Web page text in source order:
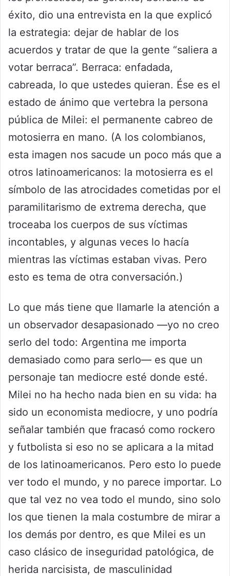
éxito, dio una entrevista en la que explicó
la estrategia: dejar de hablar de los
acuerdos y tratar de que la gente “saliera a
votar berraca”. Berraca: enfadada,
cabreada, lo que ustedes quieran. Ése es el
estado de ánimo que vertebra la persona
pública de Milei: el permanente cabreo de
motosierra en mano. (A los colombianos,
esta imagen nos sacude un poco más que a
otros latinoamericanos: la motosierra es el
símbolo de las atrocidades cometidas por el
paramilitarismo de extrema derecha, que
troceaba los cuerpos de sus víctimas
incontables, y algunas veces lo hacía
mientras las víctimas estaban vivas. Pero
esto es tema de otra conversación.)
Lo que más tiene que llamarle la atención a
un observador desapasionado —yo no creo
serlo del todo: Argentina me importa
demasiado como para serlo— es que un
personaje tan mediocre esté donde esté.
Milei no ha hecho nada bien en su vida: ha
sido un economista mediocre, y uno podría
señalar también que fracasó como rockero
y futbolista si eso no se aplicara a la mitad
de los latinoamericanos. Pero esto lo puede
ver todo el mundo, y no parece importar. Lo
que tal vez no vea todo el mundo, sino solo
los que tienen la mala costumbre de mirar a
los demás por dentro, es que Milei es un
caso clásico de inseguridad patológica, de
herida narcisista, de masculinidad